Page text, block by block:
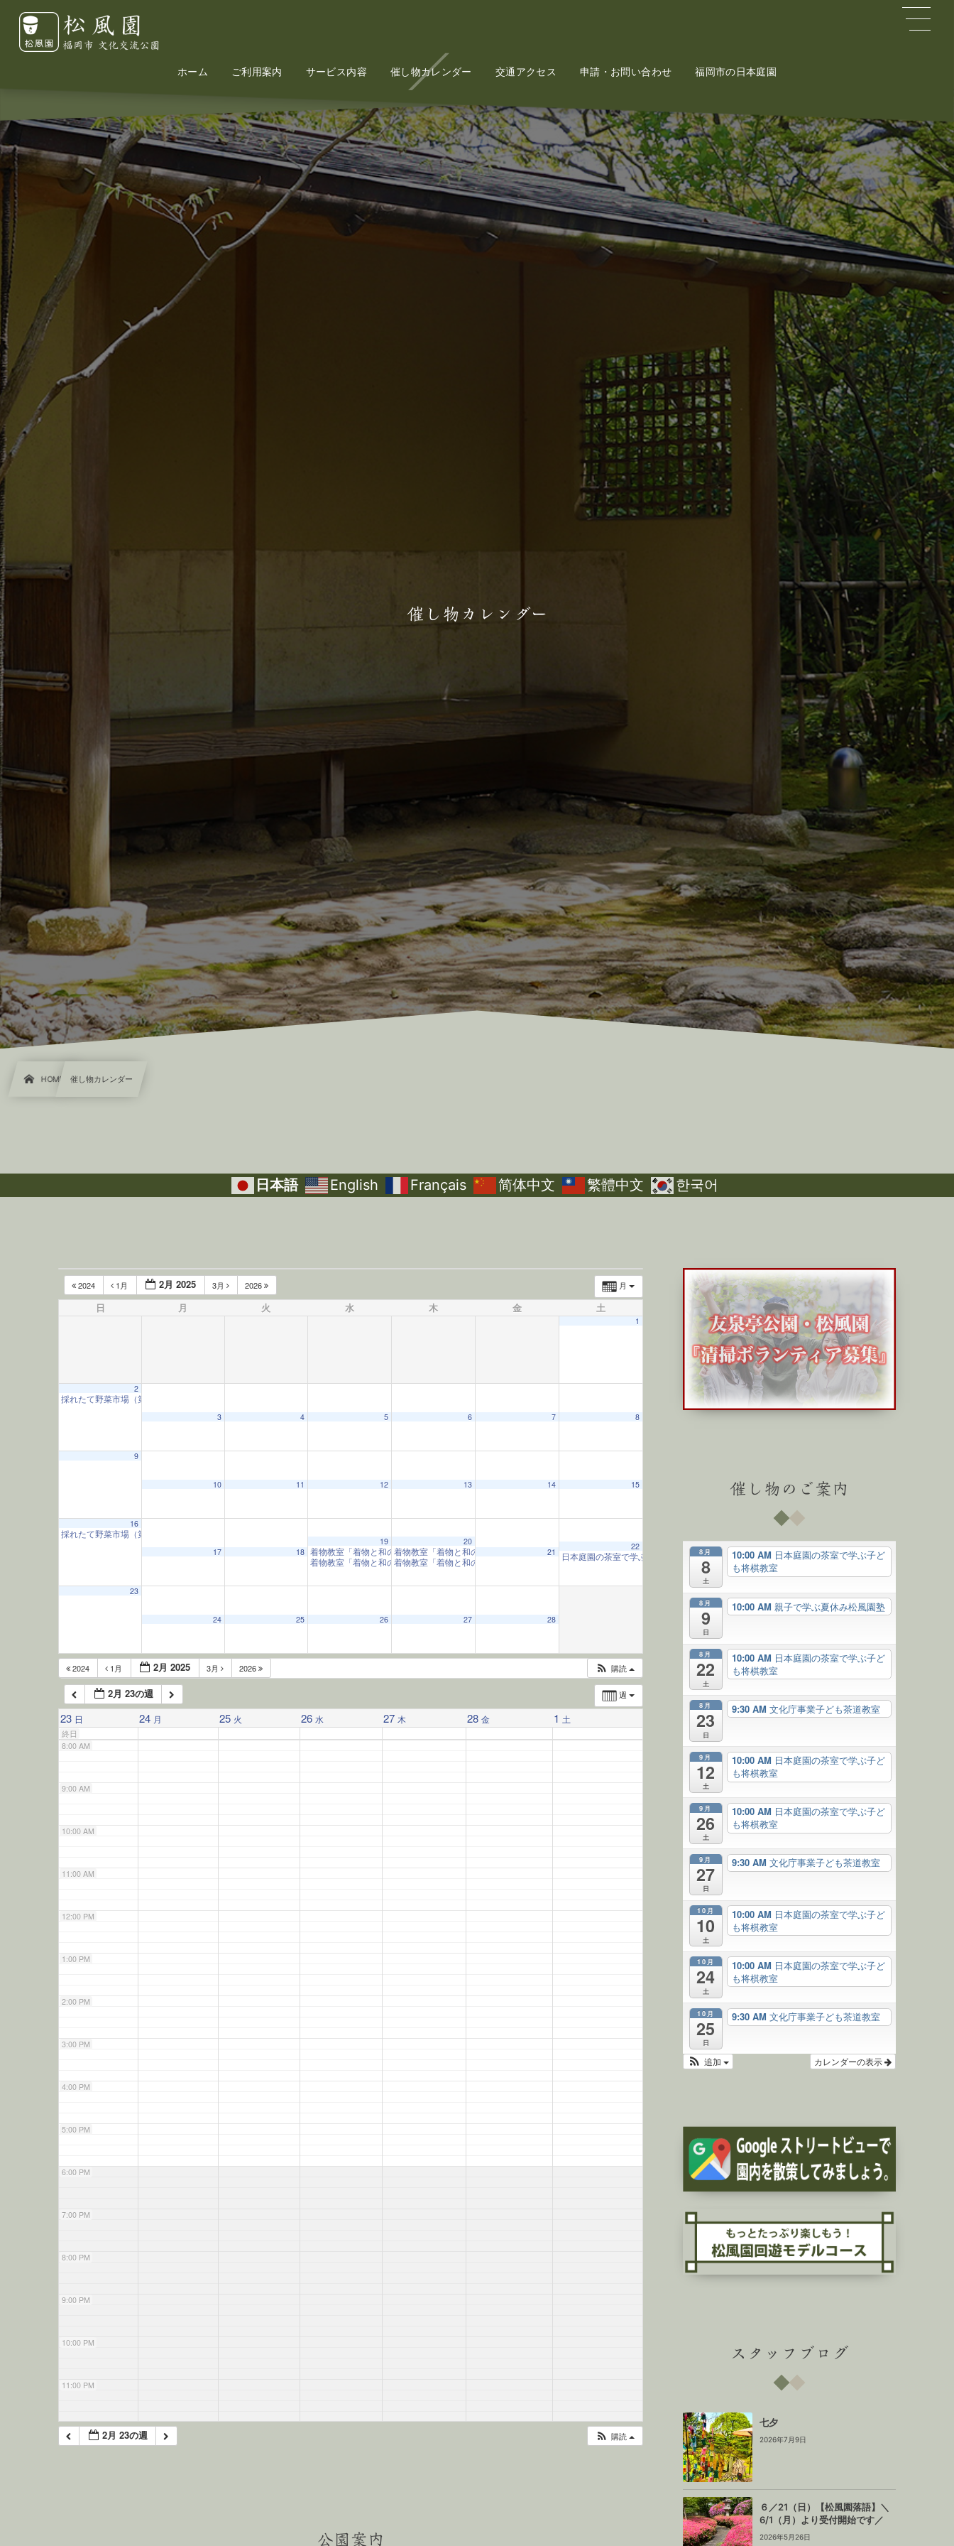
ホーム
Home ご利用案内
Information サービス内容
Service 催し物カレンダー
Event 交通アクセス
Access 申請・お問い合わせ
Contact 福岡市の日本庭園
Potal
催し物カレンダー
HOME 催し物カレンダー
日本語 English Français 简体中文 繁體中文 한국어
月
2024 1月 2月 2025 3月 2026
日 月 火 水 木 金 土
1
2
採れたて野菜市場（第1日曜）
3
4 5 6 7 8
9
10 11 12 13 14 15
16
採れたて野菜市場（第3日曜）
17
18
19
着物教室「着物と和の心」10:00 AM
着物教室「着物と和の心」1:00 PM
20
着物教室「着物と和の心」
着物教室「着物と和の心」
21
22
日本庭園の茶室で学ぶ子ども将棋教室10:00 AM
23
24 25 26 27 28
2024 1月 2月 2025 3月 2026 購読
週
2月 23の週
23 日 24 月 25 火 26 水 27 木 28 金 1 土
終日
12:00 AM
3:00 AM
6:00 AM
7:00 AM
8:00 AM
9:00 AM
10:00 AM
11:00 AM
12:00 PM
1:00 PM
2:00 PM
3:00 PM
4:00 PM
5:00 PM
6:00 PM
7:00 PM
8:00 PM
9:00 PM
10:00 PM
11:00 PM
2月 23の週 購読
公園案内
催し物のご案内
8月
8
土
10:00 AM 日本庭園の茶室で学ぶ子ど
も将棋教室
8月
9
日
10:00 AM 親子で学ぶ夏休み松風園塾
8月
22
土
10:00 AM 日本庭園の茶室で学ぶ子ど
も将棋教室
8月
23
日
9:30 AM 文化庁事業子ども茶道教室
9月
12
土
10:00 AM 日本庭園の茶室で学ぶ子ど
も将棋教室
9月
26
土
10:00 AM 日本庭園の茶室で学ぶ子ど
も将棋教室
9月
27
日
9:30 AM 文化庁事業子ども茶道教室
10月
10
土
10:00 AM 日本庭園の茶室で学ぶ子ど
も将棋教室
10月
24
土
10:00 AM 日本庭園の茶室で学ぶ子ど
も将棋教室
10月
25
日
9:30 AM 文化庁事業子ども茶道教室
カレンダーの表示
追加
スタッフブログ
七夕
2026年7月9日
６／21（日）【松風園落語】＼
6/1（月）より受付開始です／
2026年5月26日